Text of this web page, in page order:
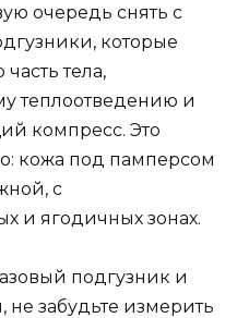
очередь снять с
которые
тела,
теплоотведению и
компресс. Это
кожа под памперсом
с
и ягодичных зонах.
подгузник и
забудьте измерить